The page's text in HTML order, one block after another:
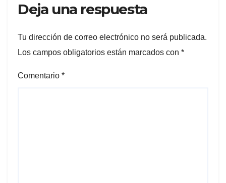
Deja una respuesta
Tu dirección de correo electrónico no será publicada.
Los campos obligatorios están marcados con *
Comentario *